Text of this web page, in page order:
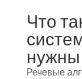
Что
нужны
Речевые